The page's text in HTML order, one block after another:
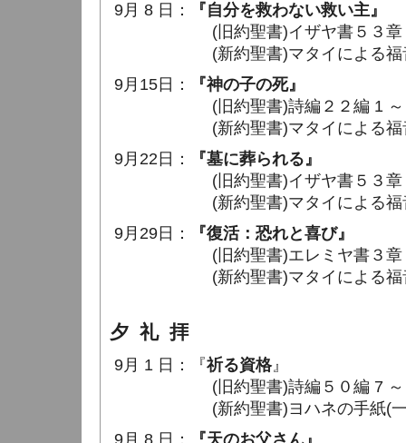
9月 8 日：
『自分を救わない救い主』
(旧約聖書)イザヤ書５３章
(新約聖書)マタイによる福音
9月15日：
『神の子の死』
(旧約聖書)詩編２２編 1 ～
(新約聖書)マタイによる福音
9月22日：
『墓に葬られる』
(旧約聖書)イザヤ書５３章
(新約聖書)マタイによる福音
9月29日：
『復活：恐れと喜び』
(旧約聖書)エレミヤ書３
(新約聖書)マタイによる福音
夕 礼 拝
9月 1 日：『祈る資格』
(旧約聖書)詩編５０編 7 ～
(新約聖書)ヨハネの手紙(一)
9月 8 日：
『天のお父さん』